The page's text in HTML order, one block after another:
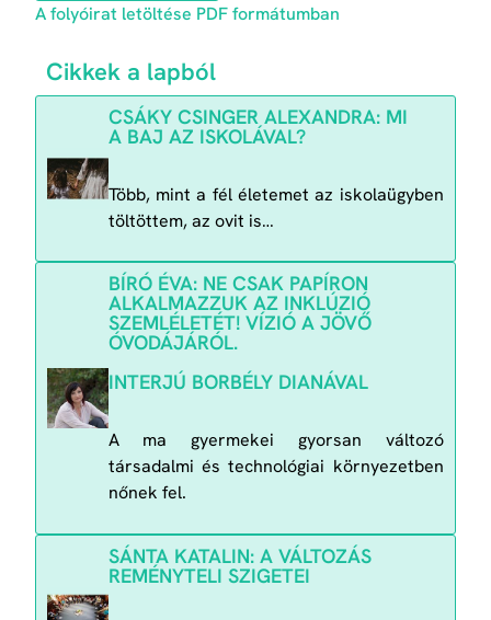
A folyóirat letöltése PDF formátumban
Cikkek a lapból
CSÁKY CSINGER ALEXANDRA: MI
A BAJ AZ ISKOLÁVAL?
Több, mint a fél életemet az iskolaügyben
töltöttem, az ovit is…
BÍRÓ ÉVA: NE CSAK PAPÍRON
ALKALMAZZUK AZ INKLÚZIÓ
SZEMLÉLETÉT! VÍZIÓ A JÖVŐ
ÓVODÁJÁRÓL.
INTERJÚ BORBÉLY DIANÁVAL
A ma gyermekei gyorsan változó
társadalmi és technológiai környezetben
nőnek fel.
SÁNTA KATALIN: A VÁLTOZÁS
REMÉNYTELI SZIGETEI